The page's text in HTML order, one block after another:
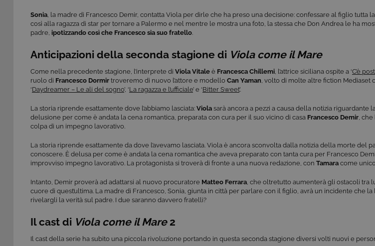
Sonia, la madre di Francesco Demir, contatta Viola per dirle che ha preso una decisione: confessare al figlio tutta
così alla ragazza di star per tornare a Palermo e nel mentre le mostra una foto, la stessa che Don Andrea le ha
padre, ipotizzando così che Francesco sia suo fratello.
Anticipazioni della seconda stagione di Viola come il Mare
Come nella precedente stagione, l’interprete di Viola Vitale è Francesca Chillemi, l’attrice siciliana ospite a ‘C’è
ruolo di Francesco Dormir troveremo di nuovo l’attore e modello Can Yaman, volto di molte altre fiction Mediaset
‘Daydreamer – Le ali del sogno’, ‘La ragazza e l’ufficiale’ e ‘Bitter Sweet’.
La storia riprende esattamente dove l’abbiamo lasciata: Viola sarà ancora a pezzi a causa della notizia
delusione per come è andata la cena romantica, preparata con cura per il suo vicino di casa Francesco Demir, che
colpa di un impegno lavorativo.
La storia riprende esattamente da dove l’avevamo lasciata. Viola è ancora sconvolta dalla notizia della morte del
conoscere. È delusa per come è andata la cena romantica che aveva preparato con tanta cura per Francesco
improvviso impegno lavorativo. La protagonista si troverà di fronte a una nuova redazione, con Tamara come
Intanto, Demir proverà ad adattarsi al nuovo procuratore Matteo Ferrara, che oltretutto aumenterà gli ostacoli tra
cuore di quest’ultima. La madre di Francesco, Sonia, giunta in città per parlare con il figlio, avrà un incidente che
rivelargli la verità sul padre. I due saranno davvero fratelli?
Il cast di Viola come il Mare2
Il cast della serie ha subito una piccola rivoluzione portando in questa seconda stagione diversi volti nuovi e